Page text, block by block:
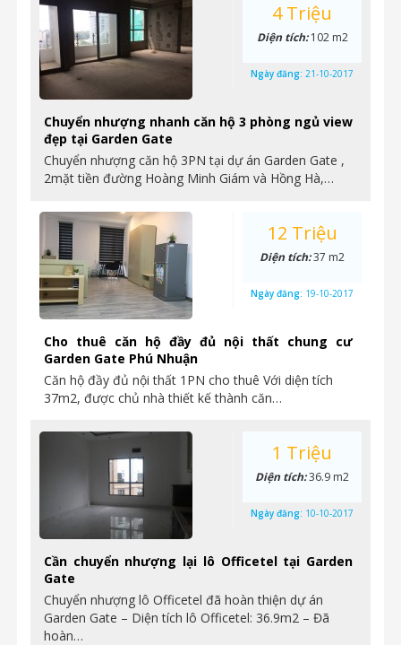
Chuyển nhượng nhanh căn hộ 3 phòng ngủ view
đẹp tại Garden Gate
Chuyển nhượng căn hộ 3PN tại dự án Garden Gate ,
2mặt tiền đường Hoàng Minh Giám và Hồng Hà,…
4 Triệu
Diện tích:102 m2
Ngày đăng: 21-10-2017
Cho thuê căn hộ đầy đủ nội thất chung cư
Garden Gate Phú Nhuận
Căn hộ đầy đủ nội thất 1PN cho thuê Với diện tích
37m2, được chủ nhà thiết kế thành căn…
12 Triệu
Diện tích:37 m2
Ngày đăng: 19-10-2017
Cần chuyển nhượng lại lô Officetel tại Garden
Gate
Chuyển nhượng lô Officetel đã hoàn thiện dự án
Garden Gate – Diện tích lô Officetel: 36.9m2 – Đã
hoàn…
1 Triệu
Diện tích:36.9 m2
Ngày đăng: 10-10-2017